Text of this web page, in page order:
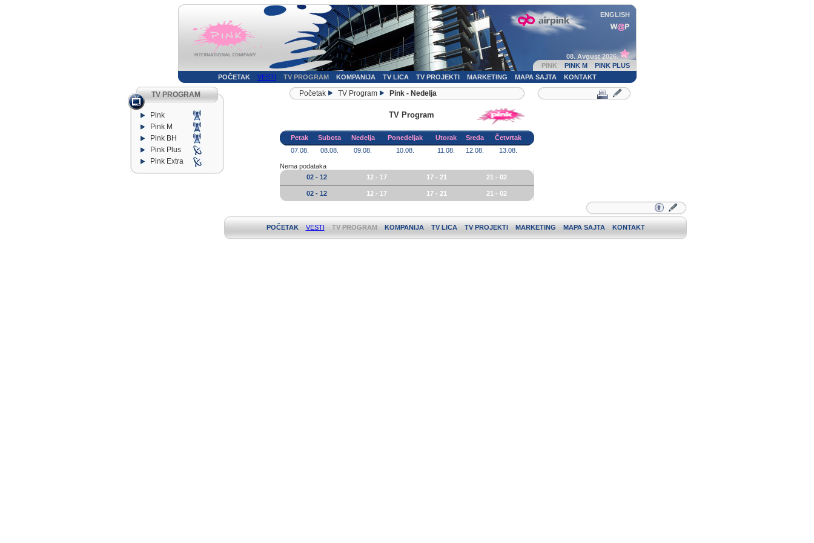
ENGLISH
08. Avgust 2026.
PINK
PINK M
PINK PLUS
POČETAK
VESTI TV PROGRAM KOMPANIJA TV LICA TV PROJEKTI MARKETING MAPA SAJTA KONTAKT
TV PROGRAM
Pink
Pink M
Pink BH
Pink Plus
Pink Extra
Početak TV Program Pink - Nedelja
TV Program
Petak Subota Nedelja Ponedeljak Utorak Sreda
Četvrtak
07.08.
08.08. 09.08. 10.08. 11.08. 12.08. 13.08.
Nema podataka
02 - 12
12 - 17 17 - 21 21 - 02
02 - 12 12 - 17 17 - 21 21 - 02
POČETAK VESTI TV PROGRAM KOMPANIJA TV LICA TV PROJEKTI MARKETING MAPA SAJTA KONTAKT